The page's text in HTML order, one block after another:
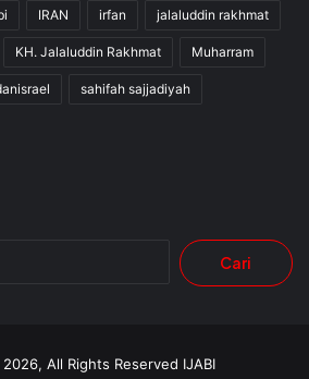
IRAN irfan jalaluddin rakhmat
KH. Jalaluddin Rakhmat Muharram
sahifah sajjadiyah
Cari
untuk:
All Rights Reserved IJABI